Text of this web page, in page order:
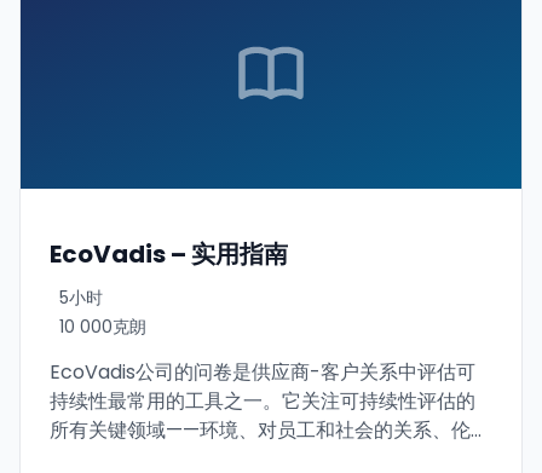
们还将提供一系列来自实践的实用技巧。
EcoVadis – 实用指南
5小时
10 000克朗
EcoVadis公司的问卷是供应商-客户关系中评估可
持续性最常用的工具之一。它关注可持续性评估的
所有关键领域——环境、对员工和社会的关系、伦理